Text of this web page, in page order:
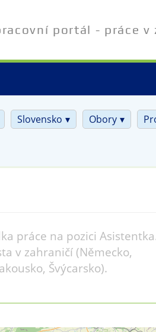
portál - práce v
Slovensko Obory
práce na pozici
v zahraničí (Německo,
Švýcarsko).